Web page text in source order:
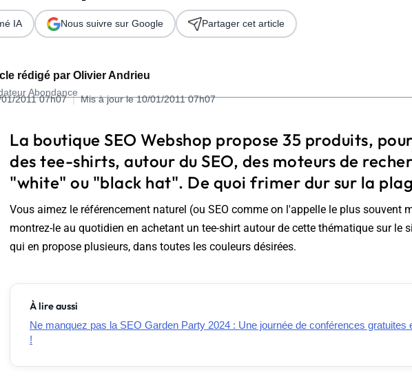
l'Ebook
- Edition 2026
!
rédigé par Olivier Andrieu
Abondance
2011 07h07 | Mis à jour le 10/01/2011 07h07
IA Nous suivre sur Google Partager cet article
La boutique SEO Webshop propose 35 produits,
des tee-shirts, autour du SEO, des moteurs de
"white" ou "black hat". De quoi frimer dur sur la
Vous aimez le référencement naturel (ou SEO comme on l'appelle le plus souvent
montrez-le au quotidien en achetant un tee-shirt autour de cette thématique sur le
qui en propose plusieurs, dans toutes les couleurs désirées.
À lire aussi
Ne manquez pas la SEO Garden Party 2024 : Une journée de conférences gratuites
!